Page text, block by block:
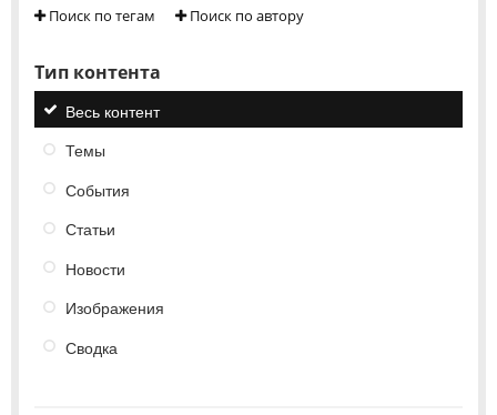
Поиск по тегам Поиск по автору
Тип контента
Весь контент
Темы
События
Статьи
Новости
Изображения
Сводка